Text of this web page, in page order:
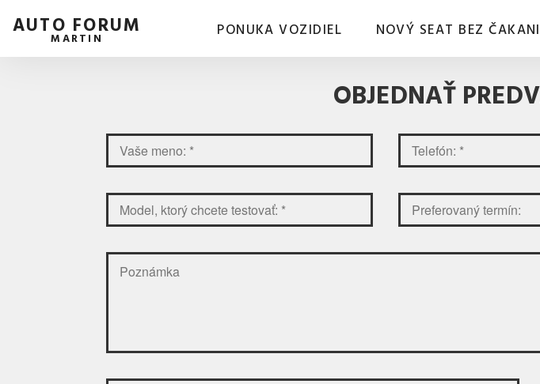
AUTO FORUM
MARTIN PONUKA VOZIDIEL NOVÝ SEAT BEZ
OBJEDNAŤ